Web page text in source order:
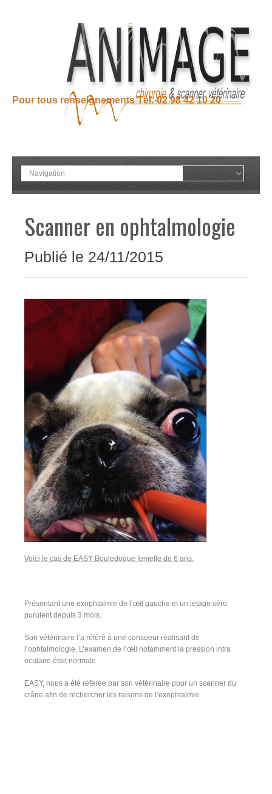
Pour tous renseignements Tél: 02 98 42 10 20
Scanner en ophtalmologie
Publié le 24/11/2015
Voici le cas de EASY Bouledogue femelle de 6 ans.
Présentant une exophtalmie de l’œil gauche et un jetage séro
purulent depuis 3 mois.
Son vétérinaire l’a référé à une consoeur réalisant de
l’ophtalmologie. L’examen de l’œil notamment la pression intra
oculaire était normale.
EASY, nous a été référée par son vétérinaire pour un scanner du
crâne afin de rechercher les raisons de l’exophtalmie.